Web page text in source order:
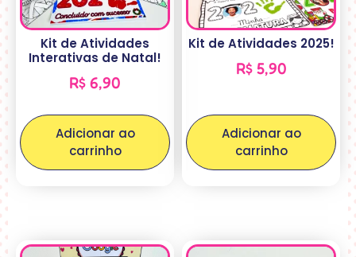
Kit de Atividades
Interativas de Natal!
R$ 6,90
Adicionar ao
carrinho
Kit de Atividades 2025!
R$5,90
Adicionar ao
carrinho